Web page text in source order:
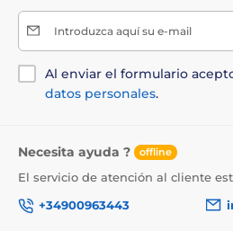
Introduzca aquí su e-mail
Al enviar el formulario
datos personales.
Necesita ayuda ? offline
El servicio de atención al cliente
+34900963443